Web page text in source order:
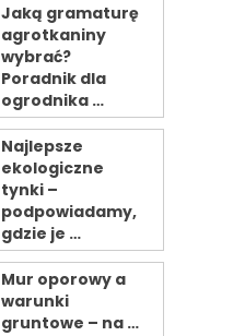
Jaką gramaturę
agrotkaniny
wybrać?
Poradnik dla
ogrodnika …
Najlepsze
ekologiczne
tynki –
podpowiadamy,
gdzie je …
Mur oporowy a
warunki
gruntowe – na …